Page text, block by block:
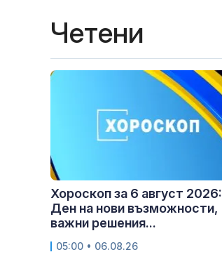
Четени
Хороскоп за 6 август 2026:
Ден на нови възможности,
важни решения...
05:00 • 06.08.26